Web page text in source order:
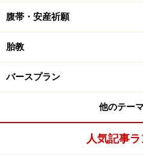
ないと思います。子どもと
っちゃうんですよ。うちは
ど、子どもが幼稚園でのびの
２歳くらいの子でも、話し
らないとはわかっていても
ね。怒った後で自分自身、
といって、気軽に預けられる
腹帯・安産祈願
胎教
バースプラン
他のテー
人気記事